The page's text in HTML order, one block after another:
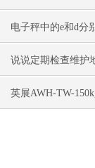
度？
电子秤中的e和d分
说说定期检查维护
英展AWH-TW-